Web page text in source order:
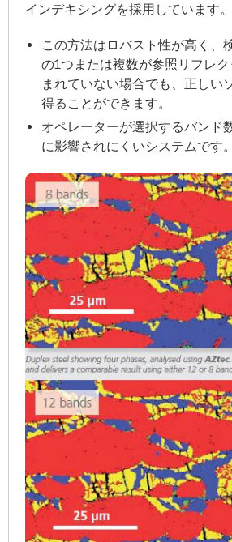
インデキシングを採用しています。
この方法はロバスト性が高く、
の1つまたは複数が参照リフレ
まれていない場合でも、正しい
得ることができます。
オペレーターが選択するバンド
に影響されにくいシステムです。